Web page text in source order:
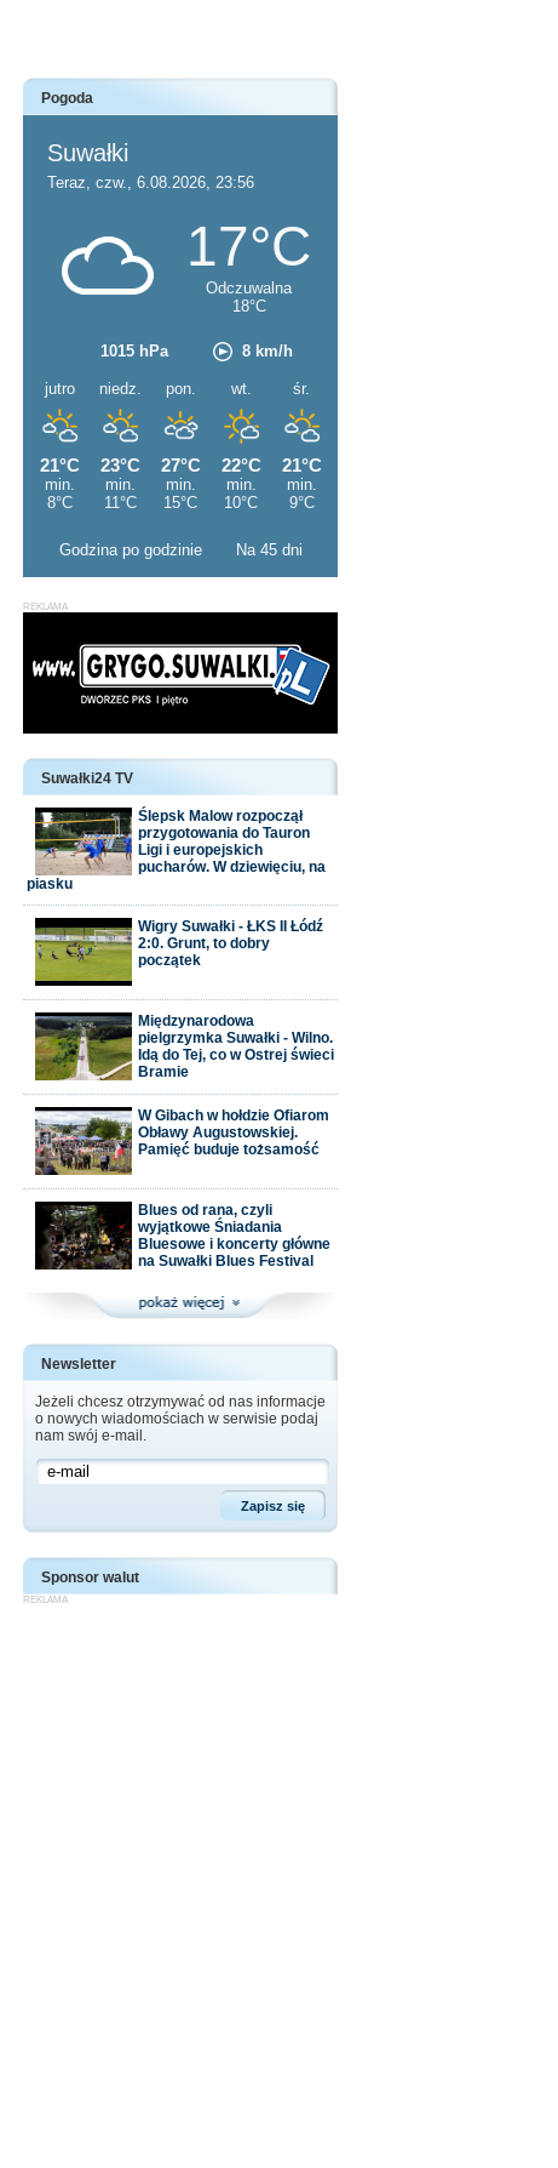
Pogoda
Godzina po godzinie Na 45 dni
Suwałki24 TV
Ślepsk Malow rozpoczął
przygotowania do Tauron
Ligi i europejskich
pucharów. W dziewięciu, na
piasku
Wigry Suwałki - ŁKS II Łódź
2:0. Grunt, to dobry
początek
Międzynarodowa
pielgrzymka Suwałki - Wilno.
Idą do Tej, co w Ostrej świeci
Bramie
W Gibach w hołdzie Ofiarom
Obławy Augustowskiej.
Pamięć buduje tożsamość
Blues od rana, czyli
wyjątkowe Śniadania
Bluesowe i koncerty główne
na Suwałki Blues Festival
Newsletter
Jeżeli chcesz otrzymywać od nas informacje
o nowych wiadomościach w serwisie podaj
nam swój e-mail.
Sponsor walut